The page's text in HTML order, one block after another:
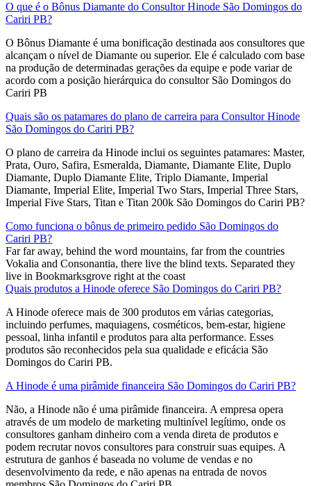
O que é o Bônus Diamante do Consultor Hinode São Domingos do
Cariri PB?
O Bônus Diamante é uma bonificação destinada aos consultores que
alcançam o nível de Diamante ou superior. Ele é calculado com base
na produção de determinadas gerações da equipe e pode variar de
acordo com a posição hierárquica do consultor São Domingos do
Cariri PB
Quais são os patamares do plano de carreira para Consultor Hinode
São Domingos do Cariri PB?
O plano de carreira da Hinode inclui os seguintes patamares: Master,
Prata, Ouro, Safira, Esmeralda, Diamante, Diamante Elite, Duplo
Diamante, Duplo Diamante Elite, Triplo Diamante, Imperial
Diamante, Imperial Elite, Imperial Two Stars, Imperial Three Stars,
Imperial Five Stars, Titan e Titan 200k São Domingos do Cariri PB?
Como funciona o bônus de primeiro pedido São Domingos do
Cariri PB?
Far far away, behind the word mountains, far from the countries
Vokalia and Consonantia, there live the blind texts. Separated they
live in Bookmarksgrove right at the coast
Quais produtos a Hinode oferece São Domingos do Cariri PB?
A Hinode oferece mais de 300 produtos em várias categorias,
incluindo perfumes, maquiagens, cosméticos, bem-estar, higiene
pessoal, linha infantil e produtos para alta performance. Esses
produtos são reconhecidos pela sua qualidade e eficácia São
Domingos do Cariri PB.
A Hinode é uma pirâmide financeira São Domingos do Cariri PB?
Não, a Hinode não é uma pirâmide financeira. A empresa opera
através de um modelo de marketing multinível legítimo, onde os
consultores ganham dinheiro com a venda direta de produtos e
podem recrutar novos consultores para construir suas equipes. A
estrutura de ganhos é baseada no volume de vendas e no
desenvolvimento da rede, e não apenas na entrada de novos